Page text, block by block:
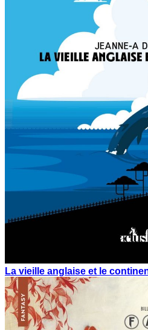
La vieille anglaise et le